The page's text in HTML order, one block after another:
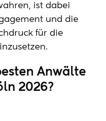
ist dabei
und die
für die
Anwälte
2026?